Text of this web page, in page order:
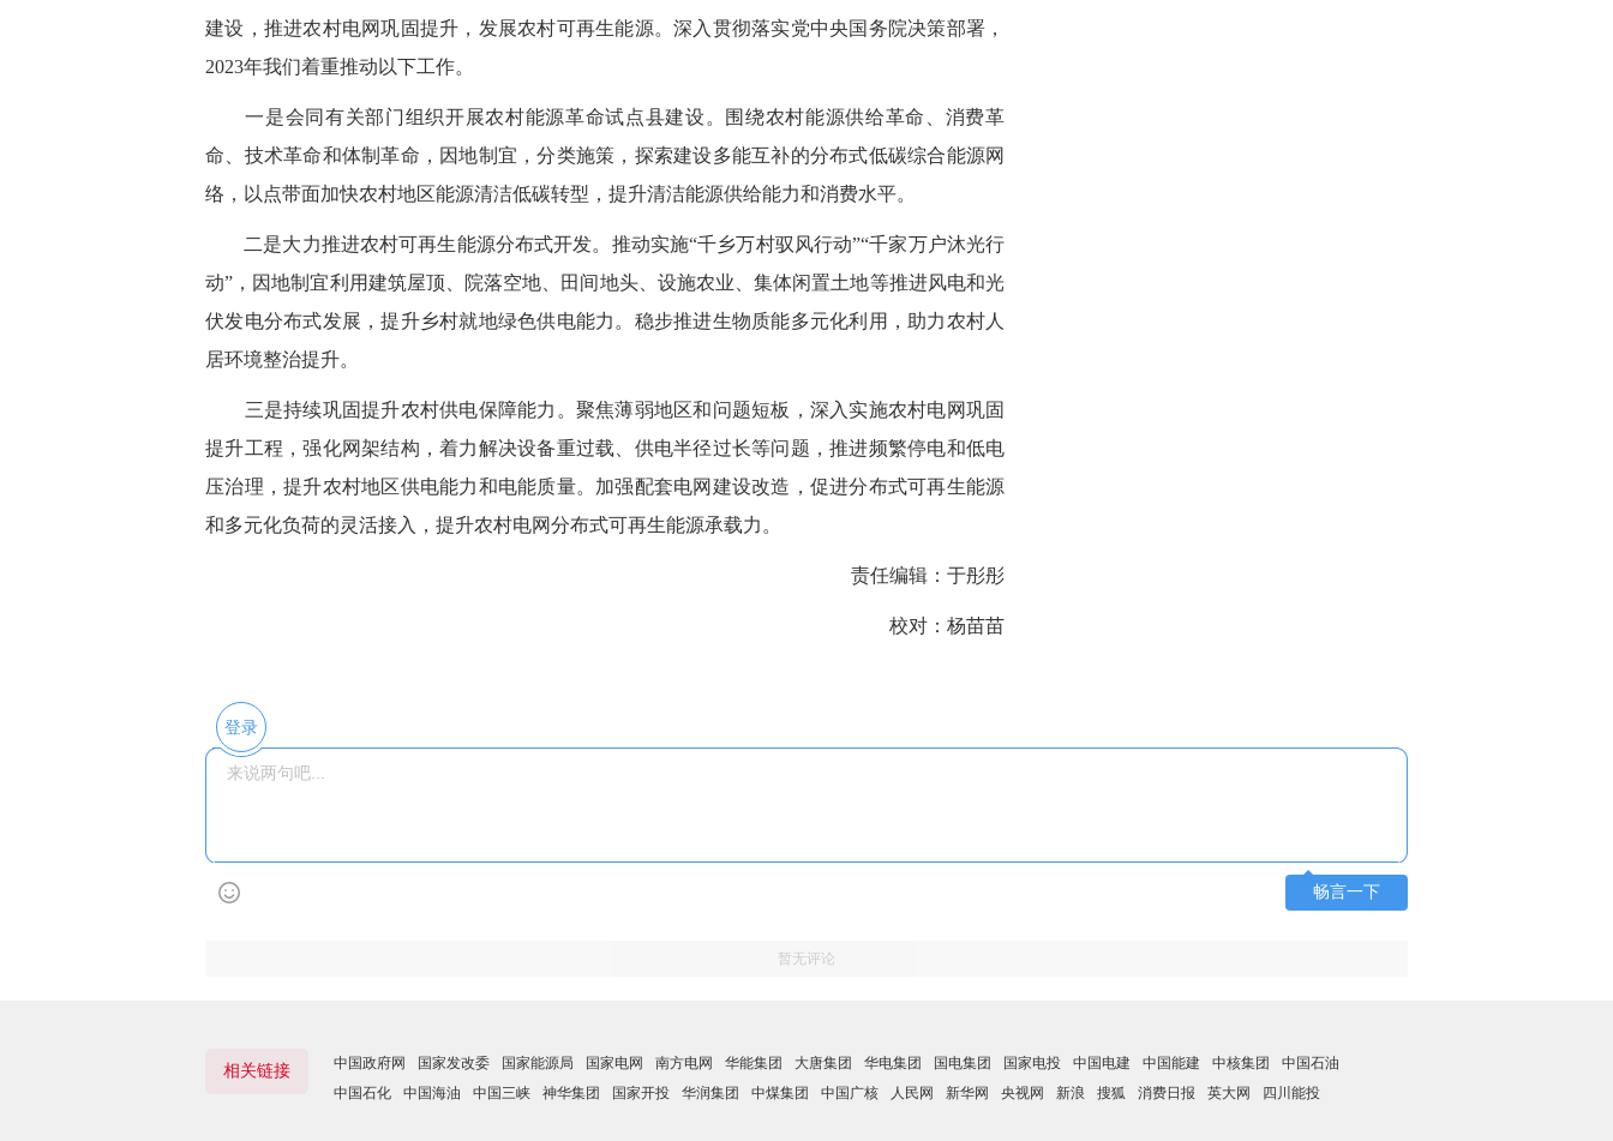
建设，推进农村电网巩固提升，发展农村可再生能源。深入贯彻落实党中央国务院决策部署，
2023年我们着重推动以下工作。
一是会同有关部门组织开展农村能源革命试点县建设。围绕农村能源供给革命、消费革
命、技术革命和体制革命，因地制宜，分类施策，探索建设多能互补的分布式低碳综合能源网
络，以点带面加快农村地区能源清洁低碳转型，提升清洁能源供给能力和消费水平。
二是大力推进农村可再生能源分布式开发。推动实施“千乡万村驭风行动”“千家万户沐光行
动”，因地制宜利用建筑屋顶、院落空地、田间地头、设施农业、集体闲置土地等推进风电和光
伏发电分布式发展，提升乡村就地绿色供电能力。稳步推进生物质能多元化利用，助力农村人
居环境整治提升。
三是持续巩固提升农村供电保障能力。聚焦薄弱地区和问题短板，深入实施农村电网巩固
提升工程，强化网架结构，着力解决设备重过载、供电半径过长等问题，推进频繁停电和低电
压治理，提升农村地区供电能力和电能质量。加强配套电网建设改造，促进分布式可再生能源
和多元化负荷的灵活接入，提升农村电网分布式可再生能源承载力。
责任编辑：于彤彤
校对：杨苗苗
登录
畅言一下
暂无评论
相关链接 中国政府网 国家发改委 国家能源局 国家电网 南方电网 华能集团 大唐集团 华电集团 国电集团 国家电投 中国电建 中国能建 中核集团
中国石油
中国石化
中国海油 中国三峡 神华集团 国家开投 华润集团 中煤集团 中国广核 人民网 新华网 央视网 新浪 搜狐 消费日报 英大网 四川能投